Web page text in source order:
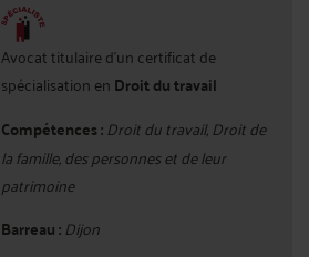
Avocat titulaire d'un certificat de
spécialisation en Droit du travail
Compétences : Droit du travail, Droit de
la famille, des personnes et de leur
patrimoine
Barreau : Dijon